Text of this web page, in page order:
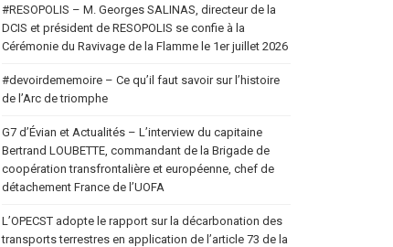
#RESOPOLIS – M. Georges SALINAS, directeur de la
DCIS et président de RESOPOLIS se confie à la
Cérémonie du Ravivage de la Flamme le 1er juillet 2026
#devoirdememoire – Ce qu’il faut savoir sur l’histoire
de l’Arc de triomphe
G7 d’Évian et Actualités – L’interview du capitaine
Bertrand LOUBETTE, commandant de la Brigade de
coopération transfrontalière et européenne, chef de
détachement France de l’UOFA
L’OPECST adopte le rapport sur la décarbonation des
transports terrestres en application de l’article 73 de la